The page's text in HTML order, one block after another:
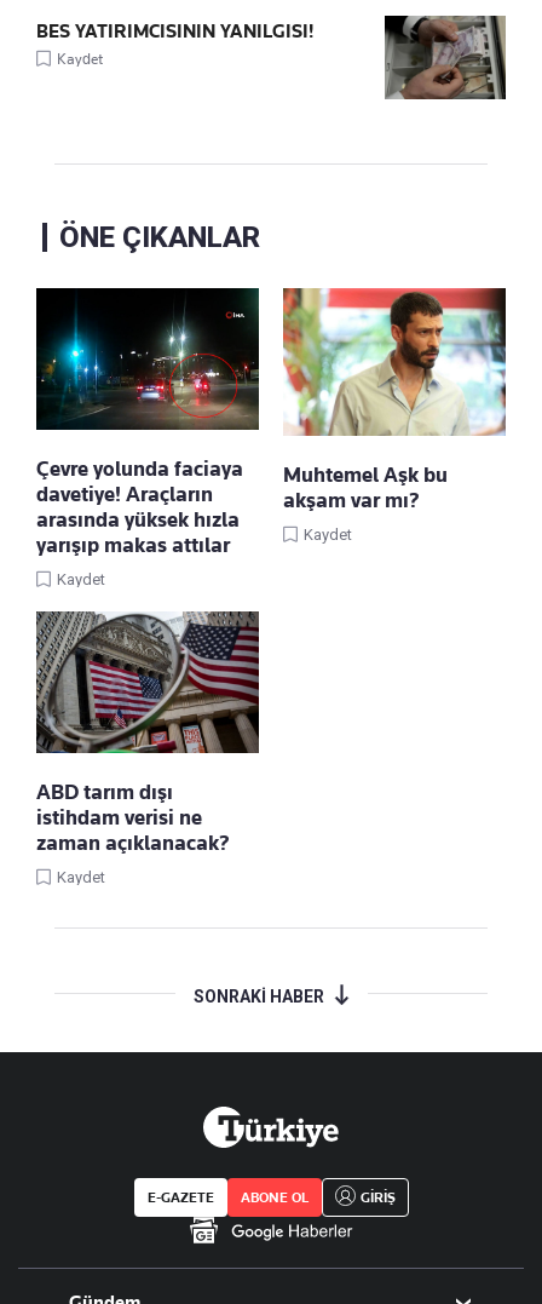
BES YATIRIMCISININ YANILGISI!
Kaydet
ÖNE ÇIKANLAR
Çevre yolunda faciaya
davetiye! Araçların
arasında yüksek hızla
yarışıp makas attılar
Kaydet
Muhtemel Aşk bu
akşam var mı?
Kaydet
ABD tarım dışı
istihdam verisi ne
zaman açıklanacak?
Kaydet
SONRAKİ HABER
E-GAZETE ABONE OL GİRİŞ